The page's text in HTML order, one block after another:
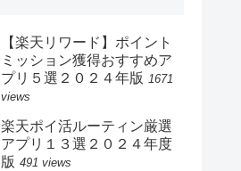
【楽天リワード】ポイント
ミッション獲得おすすめア
プリ５選２０２４年版 1671
views
楽天ポイ活ルーティン厳選
アプリ１３選２０２４年度
版 491 views